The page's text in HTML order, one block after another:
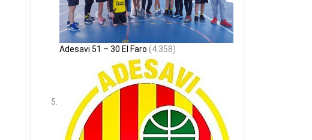
Adesavi 51 – 30 El Faro (4.358)